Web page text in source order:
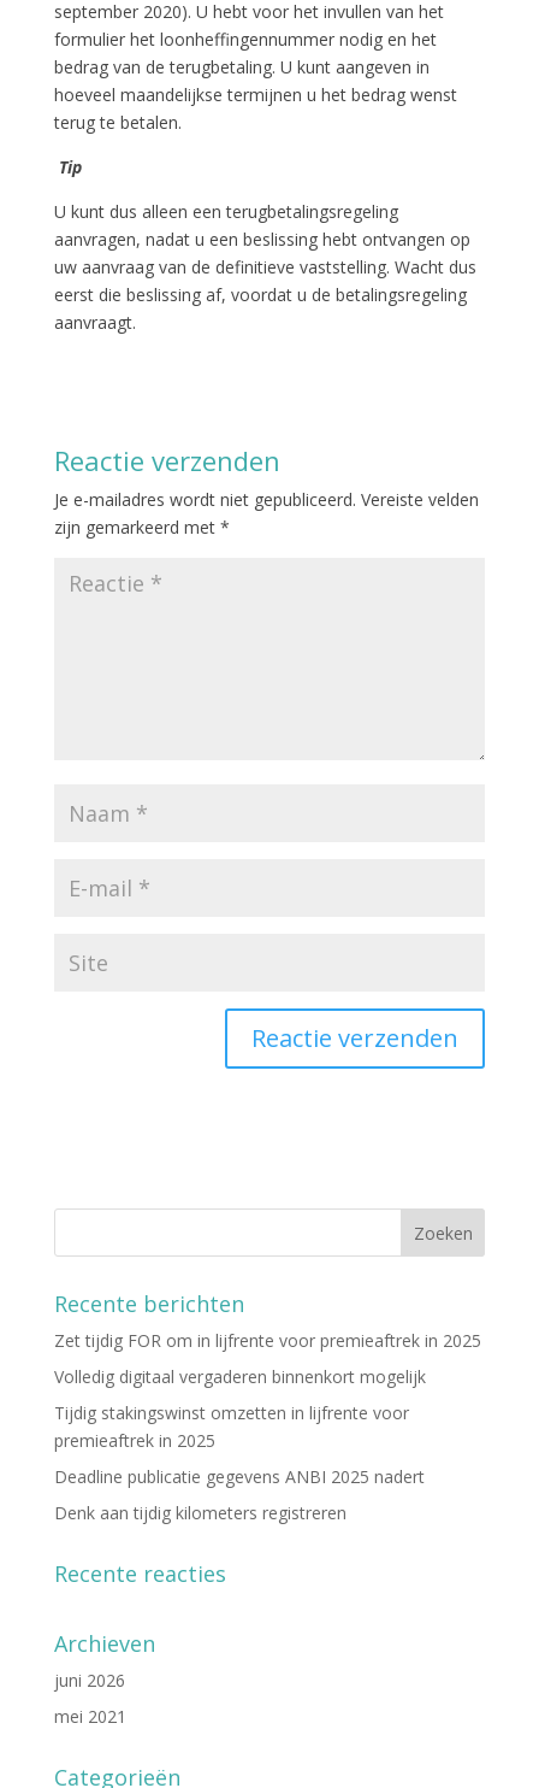
september 2020). U hebt voor het invullen van het
formulier het loonheffingennummer nodig en het
bedrag van de terugbetaling. U kunt aangeven in
hoeveel maandelijkse termijnen u het bedrag wenst
terug te betalen.
Tip
U kunt dus alleen een terugbetalingsregeling
aanvragen, nadat u een beslissing hebt ontvangen op
uw aanvraag van de definitieve vaststelling. Wacht dus
eerst die beslissing af, voordat u de betalingsregeling
aanvraagt.
Reactie verzenden
Je e-mailadres wordt niet gepubliceerd. Vereiste velden
zijn gemarkeerd met *
Recente berichten
Zet tijdig FOR om in lijfrente voor premieaftrek in 2025
Volledig digitaal vergaderen binnenkort mogelijk
Tijdig stakingswinst omzetten in lijfrente voor
premieaftrek in 2025
Deadline publicatie gegevens ANBI 2025 nadert
Denk aan tijdig kilometers registreren
Recente reacties
Archieven
juni 2026
mei 2021
Categorieën